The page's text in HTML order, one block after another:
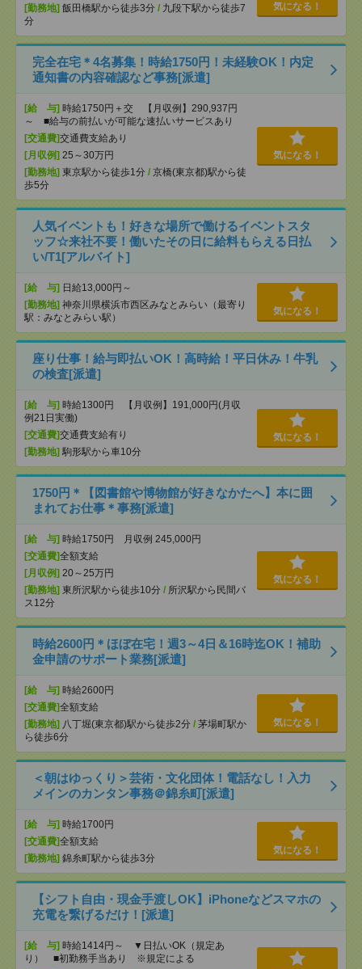
[勤務地] 飯田橋駅から徒歩3分 / 九段下駅から徒歩7
分
気になる！
完全在宅＊4名募集！時給1750円！未経験OK！内定
通知書の内容確認など事務[派遣]
[給 与] 時給1750円＋交 【月収例】290,937円
～ ■給与の前払いが可能な速払いサービスあり
[交通費]交通費支給あり
[月収例] 25～30万円
[勤務地] 東京駅から徒歩1分 / 京橋(東京都)駅から徒
歩5分
気になる！
人気イベントも！好きな場所で働けるイベントスタ
ッフ☆来社不要！働いたその日に給料もらえる日払
い/T1[アルバイト]
[給 与] 日給13,000円～
[勤務地] 神奈川県横浜市西区みなとみらい（最寄り
駅：みなとみらい駅）
気になる！
座り仕事！給与即払いOK！高時給！平日休み！牛乳
の検査[派遣]
[給 与] 時給1300円 【月収例】191,000円(月収
例21日実働)
[交通費]交通費支給有り
[勤務地] 駒形駅から車10分
気になる！
1750円＊【図書館や博物館が好きなかたへ】本に囲
まれてお仕事＊事務[派遣]
[給 与] 時給1750円 月収例 245,000円
[交通費]全額支給
[月収例] 20～25万円
[勤務地] 東所沢駅から徒歩10分 / 所沢駅から民間バ
ス12分
気になる！
時給2600円＊ほぼ在宅！週3～4日＆16時迄OK！補助
金申請のサポート業務[派遣]
[給 与] 時給2600円
[交通費]全額支給
[勤務地] 八丁堀(東京都)駅から徒歩2分 / 茅場町駅か
ら徒歩6分
気になる！
＜朝はゆっくり＞芸術・文化団体！電話なし！入力
メインのカンタン事務＠錦糸町[派遣]
[給 与] 時給1700円
[交通費]全額支給
[勤務地] 錦糸町駅から徒歩3分
気になる！
【シフト自由・現金手渡しOK】iPhoneなどスマホの
充電を繋げるだけ！[派遣]
[給 与] 時給1414円～ ▼日払いOK（規定あ
り） ■初勤務手当あり ※規定による